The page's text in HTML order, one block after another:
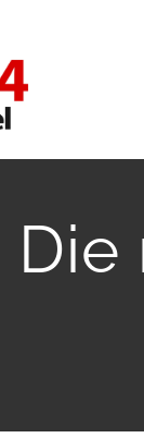
Die